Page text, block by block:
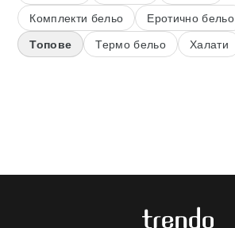
Комплекти бельо
Еротично бельо
Топове
Термо бельо Халати